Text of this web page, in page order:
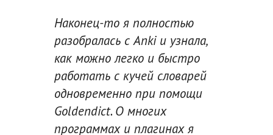
Наконец-то я полностью
разобралась с Anki и узнала,
как можно легко и быстро
работать с кучей словарей
одновременно при помощи
Goldendict. О многих
программах и плагинах я